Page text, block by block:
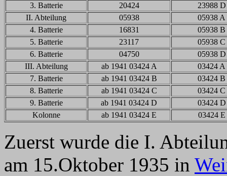
3. Batterie
20424
23988 D
II. Abteilung
05938
05938 A
4. Batterie
16831
05938 B
5. Batterie
23117
05938 C
6. Batterie
04750
05938 D
III. Abteilung
ab 1941 03424 A
03424 A
7. Batterie
ab 1941 03424 B
03424 B
8. Batterie
ab 1941 03424 C
03424 C
9. Batterie
ab 1941 03424 D
03424 D
Kolonne
ab 1941 03424 E 03424 E
Zuerst wurde die I.
am 15.Oktober 1935 in